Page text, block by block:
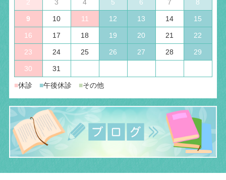
2 3 4 5 6 7 8
9 10 11 12 13 14 15
16 17 18 19 20 21 22
23 24 25 26 27 28 29
30 31
■休診 ■午後休診 ■その他